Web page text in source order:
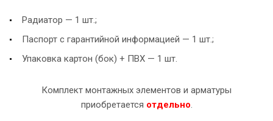
Радиатор — 1 шт.;
Паспорт с гарантийной информацией — 1 шт.;
Упаковка картон (бок) + ПВХ — 1 шт.
Комплект монтажных элементов и арматуры
приобретается отдельно.